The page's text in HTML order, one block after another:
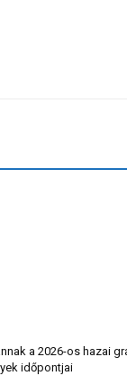
a 2026-os hazai
időpontjai